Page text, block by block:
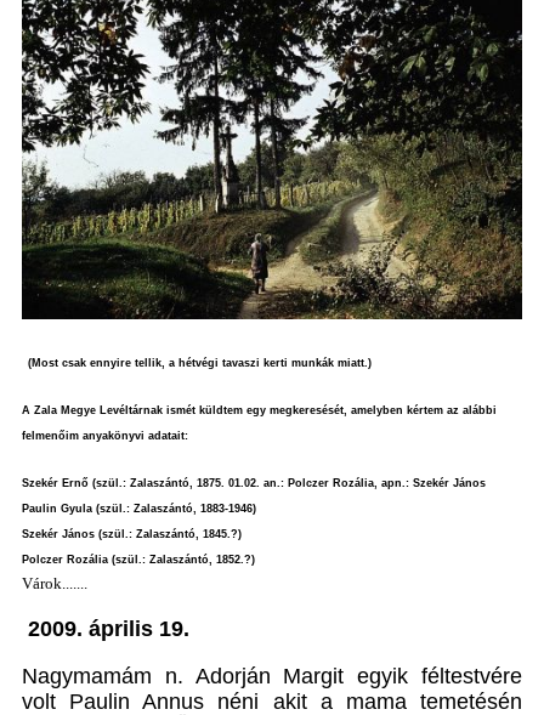
(Most csak ennyire tellik, a hétvégi tavaszi kerti munkák miatt.)
A Zala Megye Levéltárnak ismét küldtem egy megkeresését, amelyben kértem az alábbi
felmenőim anyakönyvi adatait:
Szekér Ernő (szül.: Zalaszántó, 1875. 01.02. an.: Polczer Rozália, apn.: Szekér János
Paulin Gyula (szül.: Zalaszántó, 1883-1946)
Szekér János (szül.: Zalaszántó, 1845.?)
Polczer Rozália (szül.: Zalaszántó, 1852.?)
Várok.......
2009. április 19.
Nagymamám n. Adorján Margit egyik féltestvére
volt Paulin Annus néni akit a mama temetésén